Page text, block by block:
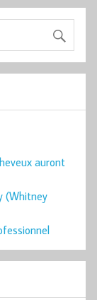
auront
(Whitney